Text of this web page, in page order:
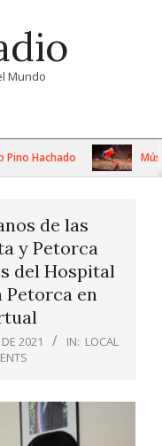
Mundo
Hachado
de las
y Petorca
del Hospital
en
2021 IN: LOCAL